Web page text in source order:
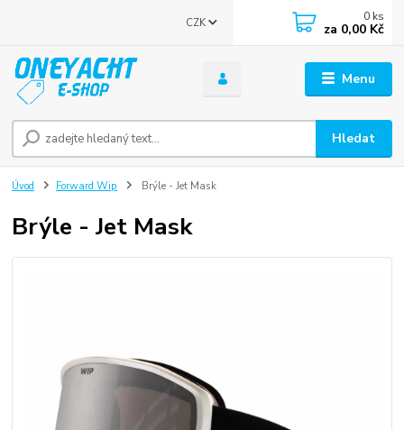
Menu
CZK
Hledat
0 ks
za 0,00 Kč
Úvod Forward Wip Brýle - Jet Mask
Brýle - Jet Mask